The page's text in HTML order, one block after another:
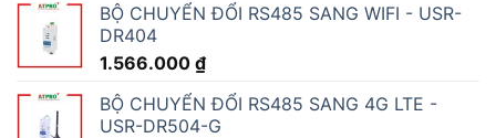
BỘ CHUYỂN ĐỔI RS485 SANG WIFI - USR-
DR404
1.566.000 ₫
BỘ CHUYỂN ĐỔI RS485 SANG 4G LTE -
USR-DR504-G